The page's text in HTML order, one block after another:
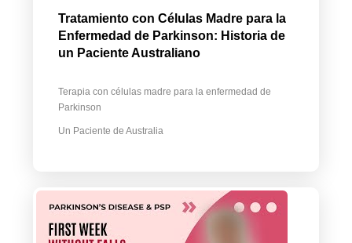
Tratamiento con Células Madre para la
Enfermedad de Parkinson: Historia de
un Paciente Australiano
Terapia con células madre para la enfermedad de
Parkinson
Un Paciente de Australia